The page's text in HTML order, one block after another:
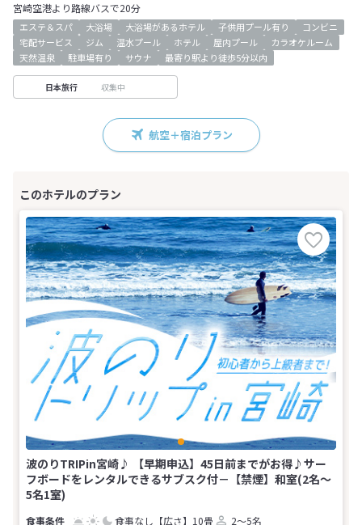
宮崎空港より路線バスで20分
エステ＆スパ 大浴場 大浴場があるホテル 子供用プール有り
コンビニ
宅配サービス
ジム 温水プール ホテル 屋内プール
カラオケルーム
天然温泉
駐車場有り サウナ 最寄り駅より徒歩5分以内
日本旅行 収集中
航空＋宿泊プラン
波のりTRIPin宮崎♪ 【早期申込】45日前までがお得♪サー
フボードをレンタルできるサブスク付－【禁煙】和室(2名～
5名1室)
食事なし 【広さ】10畳
2～5名